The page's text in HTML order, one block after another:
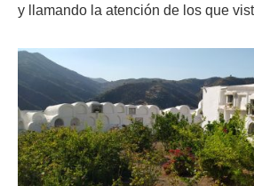
y llamando la atención de los que